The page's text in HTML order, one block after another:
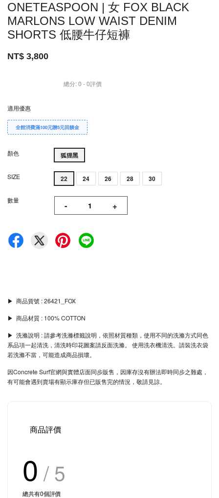
ONETEASPOON | 女 FOX BLACK
MARLONS LOW WAIST DENIM
SHORTS 低腰牛仔短褲
NT$ 3,800
總分:0 -0評價
適用優惠
全館消費滿100元贈5元回饋金
顏色 狐狸黑
SIZE 22 24 26 28 30
數量 - +
▶︎ 商品貨號 : 26421_FOX
▶︎ 商品材質 : 100% COTTON
▶︎ 洗滌說明 : 請參考洗滌標籤說明，依照材質種類，使用不同的洗滌方式同色
系品項一起清洗，清洗時印花圖案請反面洗滌。 使用洗衣機清洗。請裝洗衣袋
若洗滌不當，可能造成商品損壞。
因Concrete Surf官網與實體店面同步販售，因庫存沒有辦法即時同步之難處，
有可能會遇到賣場有顯示庫存但已販售完的情況，敬請見諒。
商品評價
0 / 5
總共有0個評價